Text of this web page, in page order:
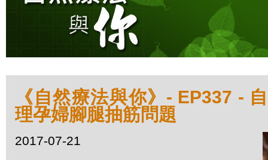
《自然療法與你》- EP337 -
理孕婦腳腿抽筋問題
2017-07-21